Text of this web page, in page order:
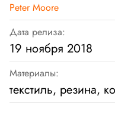
Peter Moore
Дата релиза:
19 ноября 2018
Материалы:
текстиль, резина,